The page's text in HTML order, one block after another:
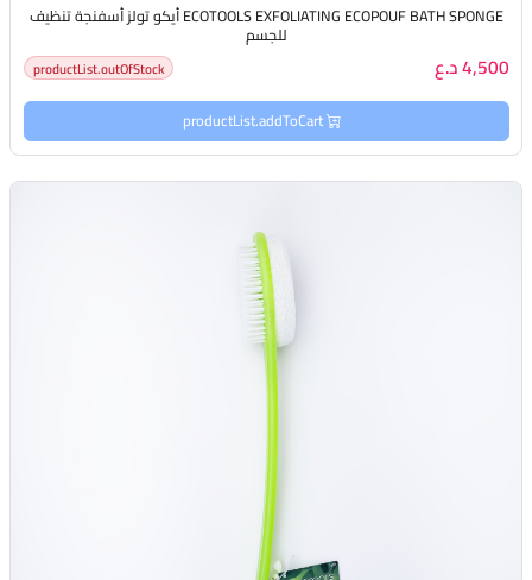
ECOTOOLS EXFOLIATING ECOPOUF BATH SPONGE أيكو تولز أسفنجة تنظيف
للجسم
4,500 د.ع productList.outOfStock
productList.addToCart